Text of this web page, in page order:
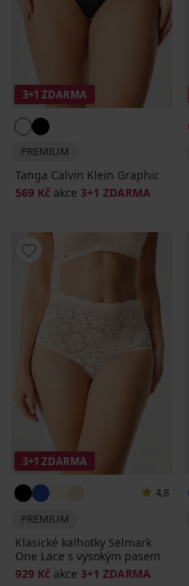
3+1 ZDARMA
PREMIUM
Tanga Calvin Klein Graphic
569 Kč akce 3+1 ZDARMA
3+1 ZDARMA
4,8
PREMIUM
Klasické kalhotky Selmark
One Lace s vysokým pasem
929 Kč akce 3+1 ZDARMA